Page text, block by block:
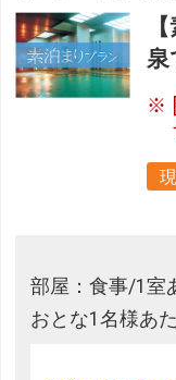
泉
部屋：食事/1室
おとな1名様あ